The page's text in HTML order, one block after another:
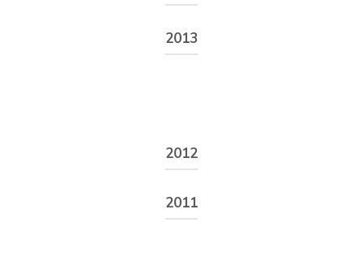
Énoncé
2013
2012
Énoncé
2011